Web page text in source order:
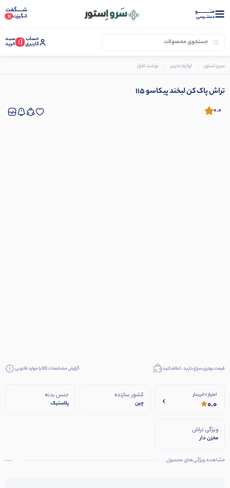
منــــــــــــو
دستــرسی
شـــــگفت
انگیزت
حساب
کاربری (: سبـد
خرید
سرو استور لوازم تحریر نوشت افزار
تراش پاک کن لبخند پیکاسو 115
0.0
قیمت بهتری سراغ دارید ، اعلام کنید گزارش مشخصات کالا یا موارد قانونی
امتیاز 0 خریدار
0.0
کشور سازنده
چین
جنس بدنه
پلاستیک
ویژگی تراش
مخزن دار
مشاهده ویژگی‌های محصول